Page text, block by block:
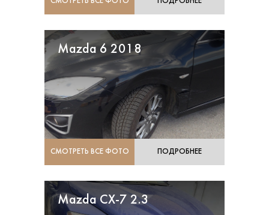
Mazda 6 2018
СМОТРЕТЬ ВСЕ ФОТО ПОДРОБНЕЕ
Mazda CX-7 2.3